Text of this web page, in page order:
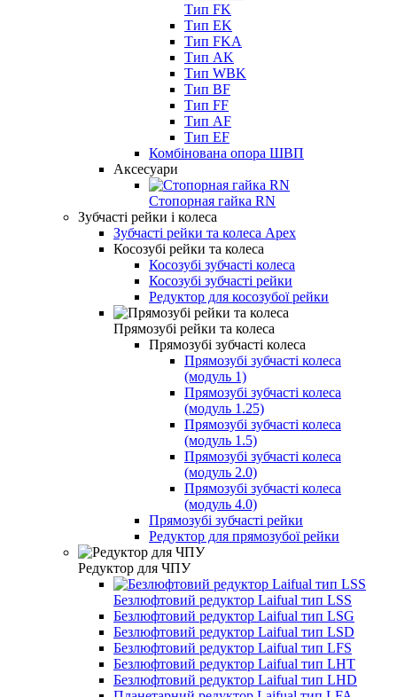
Тип FK
Тип EK
Тип FKA
Тип AK
Тип WBK
Тип BF
Тип FF
Тип AF
Тип EF
Комбінована опора ШВП
Аксесуари
Стопорная гайка RN
Зубчасті рейки і колеса
Зубчасті рейки та колеса Apex
Косозубі рейки та колеса
Косозубі зубчасті колеса
Косозубі зубчасті рейки
Редуктор для косозубої рейки
Прямозубі рейки та колеса
Прямозубі зубчасті колеса
Прямозубі зубчасті колеса
(модуль 1)
Прямозубі зубчасті колеса
(модуль 1.25)
Прямозубі зубчасті колеса
(модуль 1.5)
Прямозубі зубчасті колеса
(модуль 2.0)
Прямозубі зубчасті колеса
(модуль 4.0)
Прямозубі зубчасті рейки
Редуктор для прямозубої рейки
Редуктор для ЧПУ
Безлюфтовий редуктор Laifual тип LSS
Безлюфтовий редуктор Laifual тип LSG
Безлюфтовий редуктор Laifual тип LSD
Безлюфтовий редуктор Laifual тип LFS
Безлюфтовий редуктор Laifual тип LHT
Безлюфтовий редуктор Laifual тип LHD